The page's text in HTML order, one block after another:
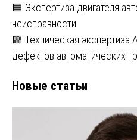
🟦 Экспертиза двигателя
неисправности
🟩 Техническая
дефектов автоматических
Новые статьи